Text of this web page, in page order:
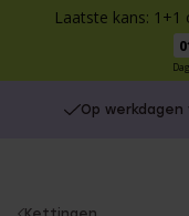
Laatste kans: 1+1
Op werkdagen